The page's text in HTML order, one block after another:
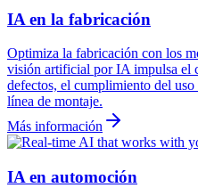
IA en la fabricación
Optimiza la fabricación con los
visión artificial por IA impulsa el
defectos, el cumplimiento del
línea de montaje.
Más información
IA en automoción